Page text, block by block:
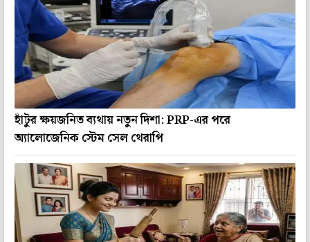
হাঁটুর ক্ষয়জনিত ব্যথায় নতুন দিশা: PRP-এর পরে
অ্যালোজেনিক স্টেম সেল থেরাপি